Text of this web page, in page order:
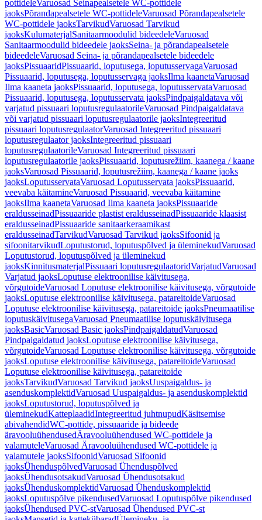
pottideleVaruosad Seinapealsetele WC-pottidele
jaoksPõrandapealsetele WC-pottideleVaruosad Põrandapealsetele
WC-pottidele jaoksTarvikudVaruosad Tarvikud
jaoksKulumaterjalSanitaarmoodulid bideedeleVaruosad
Sanitaarmoodulid bideedele jaoksSeina- ja põrandapealsetele
bideedeleVaruosad Seina- ja põrandapealsetele bideedele
jaoksPissuaaridPissuaarid, loputusega, loputusservagaVaruosad
Pissuaarid, loputusega, loputusservaga jaoksIlma kaanetaVaruosad
Ilma kaaneta jaoksPissuaarid, loputusega, loputusservataVaruosad
Pissuaarid, loputusega, loputusservata jaoksPindpaigaldatava või
varjatud pissuaari loputusregulaatorileVaruosad Pindpaigaldatava
või varjatud pissuaari loputusregulaatorile jaoksIntegreeritud
pissuaari loputusregulaatorVaruosad Integreeritud pissuaari
loputusregulaator jaoksIntegreeritud pissuaari
loputusregulaatorileVaruosad Integreeritud pissuaari
loputusregulaatorile jaoksPissuaarid, loputusrežiim, kaanega / kaane
jaoksVaruosad Pissuaarid, loputusrežiim, kaanega / kaane jaoks
jaoksLoputusservataVaruosad Loputusservata jaoksPissuaarid,
veevaba käitamineVaruosad Pissuaarid, veevaba käitamine
jaoksIlma kaanetaVaruosad Ilma kaaneta jaoksPissuaaride
eraldusseinadPissuaaride plastist eraldusseinadPissuaaride klaasist
eraldusseinadPissuaaride sanitaarkeraamikast
eraldusseinadTarvikudVaruosad Tarvikud jaoksSifoonid ja
sifoonitarvikudLoputustorud, loputuspõlved ja üleminekudVaruosad
Loputustorud, loputuspõlved ja üleminekud
jaoksKinnitusmaterjalPissuaari loputusregulaatoridVarjatudVaruosad
Varjatud jaoksLoputuse elektroonilise käivitusega,
võrgutoideVaruosad Loputuse elektroonilise käivitusega, võrgutoide
jaoksLoputuse elektroonilise käivitusega, patareitoideVaruosad
Loputuse elektroonilise käivitusega, patareitoide jaoksPneumaatilise
loputuskäivitusegaVaruosad Pneumaatilise loputuskäivitusega
jaoksBasicVaruosad Basic jaoksPindpaigaldatudVaruosad
Pindpaigaldatud jaoksLoputuse elektroonilise käivitusega,
võrgutoideVaruosad Loputuse elektroonilise käivitusega, võrgutoide
jaoksLoputuse elektroonilise käivitusega, patareitoideVaruosad
Loputuse elektroonilise käivitusega, patareitoide
jaoksTarvikudVaruosad Tarvikud jaoksUuspaigaldus- ja
asenduskomplektidVaruosad Uuspaigaldus- ja asenduskomplektid
jaoksLoputustorud, loputuspõlved ja
üleminekudKatteplaadidIntegreeritud juhtnupudKäsitsemise
abivahendidWC-pottide, pissuaaride ja bideede
äravooluühendusedÄravooluühendused WC-pottidele ja
valamuteleVaruosad Äravooluühendused WC-pottidele ja
valamutele jaoksSifoonidVaruosad Sifoonid
jaoksÜhenduspõlvedVaruosad Ühenduspõlved
jaoksÜhendusotsakudVaruosad Ühendusotsakud
jaoksÜhenduskomplektidVaruosad Ühenduskomplektid
jaoksLoputuspõlve pikendusedVaruosad Loputuspõlve pikendused
jaoksÜhendused PVC-stVaruosad Ühendused PVC-st